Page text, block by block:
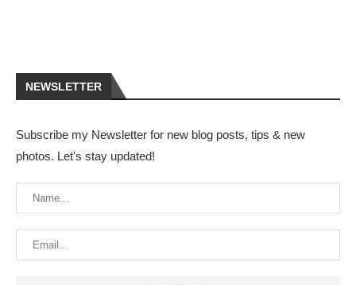
NEWSLETTER
Subscribe my Newsletter for new blog posts, tips & new
photos. Let's stay updated!